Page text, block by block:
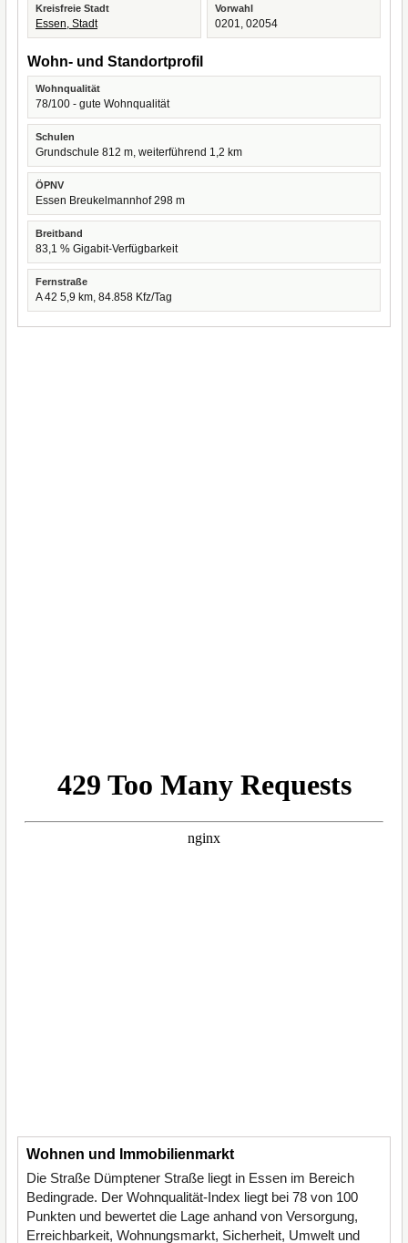
Kreisfreie Stadt
Essen, Stadt
Vorwahl
0201, 02054
Wohn- und Standortprofil
Wohnqualität
78/100 - gute Wohnqualität
Schulen
Grundschule 812 m, weiterführend 1,2 km
ÖPNV
Essen Breukelmannhof 298 m
Breitband
83,1 % Gigabit-Verfügbarkeit
Fernstraße
A 42 5,9 km, 84.858 Kfz/Tag
Wohnen und Immobilienmarkt
Die Straße Dümptener Straße liegt in Essen im Bereich
Bedingrade. Der Wohnqualität-Index liegt bei 78 von 100
Punkten und bewertet die Lage anhand von Versorgung,
Erreichbarkeit, Wohnungsmarkt, Sicherheit, Umwelt und